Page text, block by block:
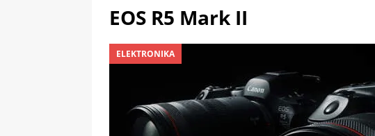
kanceláře i domácnosti
[ 09-05-2025 ] Domácí pec na pizzu
pizzerii
OSTATNÍ
Blockchain a růst krypto
EOS R5 Mark II
ELEKTRONIKA